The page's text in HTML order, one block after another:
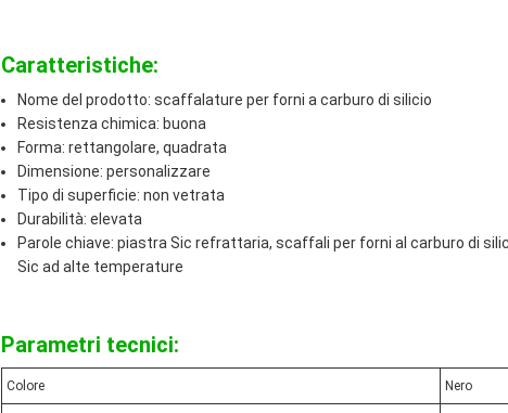
Caratteristiche:
Nome del prodotto: scaffalature per forni a carburo di silicio
Resistenza chimica: buona
Forma: rettangolare, quadrata
Dimensione: personalizzare
Tipo di superficie: non vetrata
Durabilità: elevata
Parole chiave: piastra Sic refrattaria, scaffali per forni al carburo di
Sic ad alte temperature
Parametri tecnici:
Colore Nero